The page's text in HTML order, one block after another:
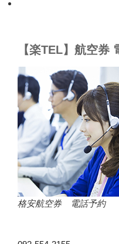
【楽TEL】航空券
格安航空券 電話予約